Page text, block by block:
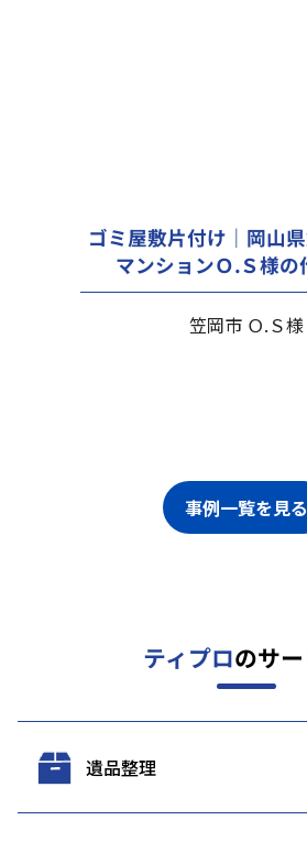
ゴミ屋敷片付け｜岡山
マンションＯ.Ｓ様の
笠岡市 Ｏ.Ｓ様
事例一覧を見る
ティプロのサ
遺品整理